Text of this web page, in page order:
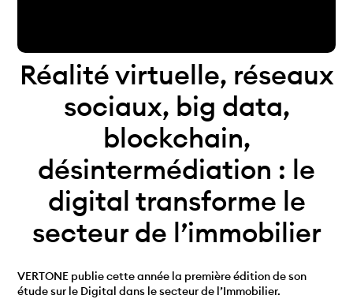
Réalité virtuelle, réseaux
sociaux, big data,
blockchain,
désintermédiation : le
digital transforme le
secteur de l’immobilier
VERTONE publie cette année la première édition de son
étude sur le Digital dans le secteur de l’Immobilier.